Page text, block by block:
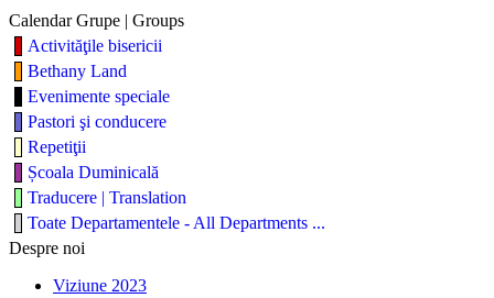
Calendar Grupe | Groups
Activităţile bisericii
Bethany Land
Evenimente speciale
Pastori şi conducere
Repetiţii
Școala Duminicală
Traducere | Translation
Toate Departamentele - All Departments ...
Despre noi
Viziune 2023